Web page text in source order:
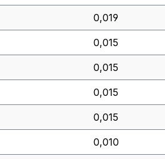
0,019
0,015
0,015
0,015
0,015
0,010